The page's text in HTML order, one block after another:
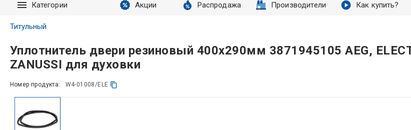
Категории Акции Распродажа Производители Как купить?
Запросы
Титульный
Уплотнитель двери резиновый 400х290мм 3871945105 AEG,
ZANUSSI для духовки
Номер продукта: W4-01008/ELE